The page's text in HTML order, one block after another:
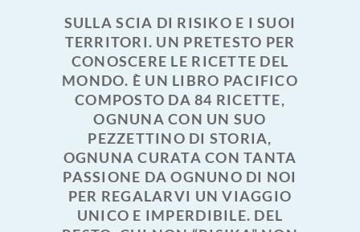
SULLA SCIA DI RISIKO E I SUOI
TERRITORI. UN PRETESTO PER
CONOSCERE LE RICETTE DEL
MONDO. È UN LIBRO PACIFICO
COMPOSTO DA 84 RICETTE,
OGNUNA CON UN SUO
PEZZETTINO DI STORIA,
OGNUNA CURATA CON TANTA
PASSIONE DA OGNUNO DI NOI
PER REGALARVI UN VIAGGIO
UNICO E IMPERDIBILE. DEL